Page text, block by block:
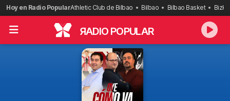
Saltar
al
contenido
Hoy en Radio PopularAthletic Club de Bilbao Bilbao Bilbao Basket
RADIO POPULAR